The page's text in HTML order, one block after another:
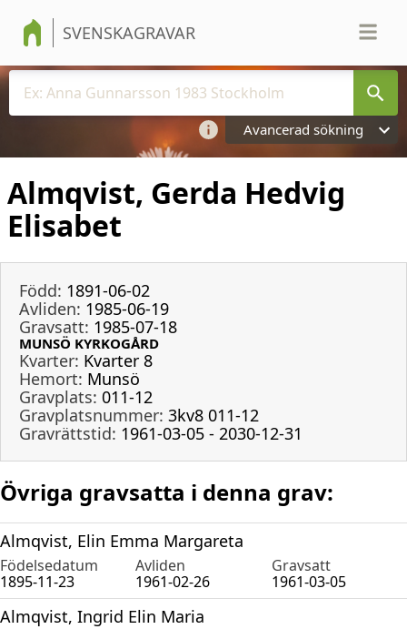
SVENSKAGRAVAR
Avancerad sökning
Almqvist, Gerda Hedvig
Elisabet
Född: 1891-06-02
Avliden: 1985-06-19
Gravsatt: 1985-07-18
MUNSÖ KYRKOGÅRD
Kvarter: Kvarter 8
Hemort: Munsö
Gravplats: 011-12
Gravplatsnummer: 3kv8 011-12
Gravrättstid: 1961-03-05 - 2030-12-31
Övriga gravsatta i denna grav:
Almqvist, Elin Emma Margareta
Födelsedatum Avliden
Gravsatt
1895-11-23
1961-02-26 1961-03-05
Almqvist, Ingrid Elin Maria